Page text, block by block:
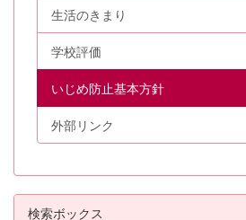
生活のきまり
学校評価
いじめ防止基本方針
外部リンク
検索ボックス